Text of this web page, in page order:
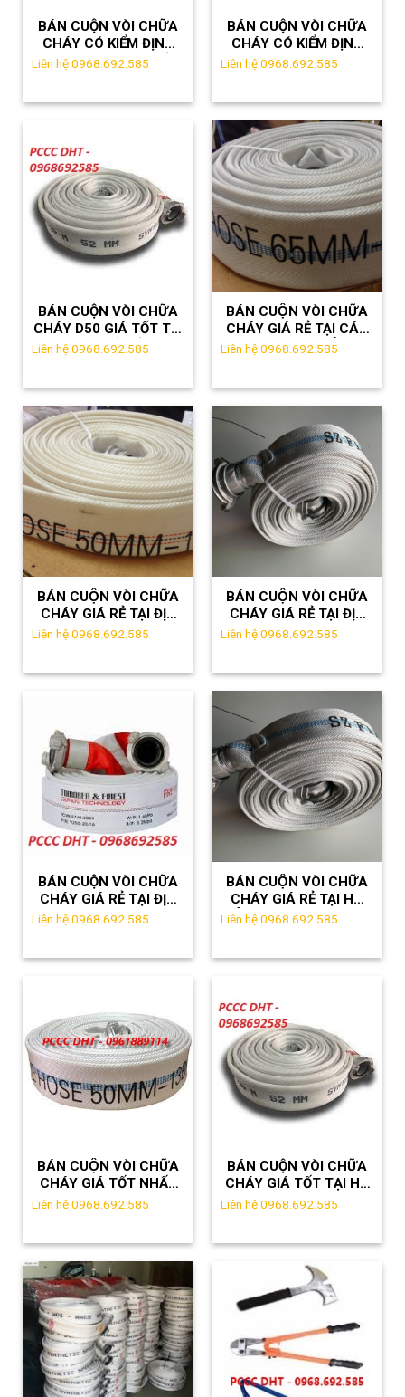
BÁN CUỘN VÒI CHỮA
CHÁY CÓ KIỂM ĐỊNH
TẠI HÀ NAM GIÁ TỐT
Liên hệ 0968.692.585
BÁN CUỘN VÒI CHỮA
CHÁY CÓ KIỂM ĐỊNH
TẠI PHÚ THỌ
Liên hệ 0968.692.585
BÁN CUỘN VÒI CHỮA
CHÁY D50 GIÁ TỐT TẠI
KCN PHỐ NỐI –
Liên hệ 0968.692.585
BÁN CUỘN VÒI CHỮA
CHÁY GIÁ RẺ TẠI CÁC
KHU CÔNG NGHIỆP HÀ
Liên hệ 0968.692.585
BÁN CUỘN VÒI CHỮA
CHÁY GIÁ RẺ TẠI ĐỊA
BÀN HƯNG YÊN
Liên hệ 0968.692.585
BÁN CUỘN VÒI CHỮA
CHÁY GIÁ RẺ TẠI ĐỊA
BÀN PHÚ THỌ –
Liên hệ 0968.692.585
BÁN CUỘN VÒI CHỮA
CHÁY GIÁ RẺ TẠI ĐỊA
BÀN THANH XUÂN, HÀ
Liên hệ 0968.692.585
BÁN CUỘN VÒI CHỮA
CHÁY GIÁ RẺ TẠI HÀ
NỘI – LH: 0961889114
Liên hệ 0968.692.585
BÁN CUỘN VÒI CHỮA
CHÁY GIÁ TỐT NHẤT
TẠI ĐỊA BÀN HÀ ĐÔNG
Liên hệ 0968.692.585
BÁN CUỘN VÒI CHỮA
CHÁY GIÁ TỐT TẠI HÀ
NỘI – 0968692585
Liên hệ 0968.692.585